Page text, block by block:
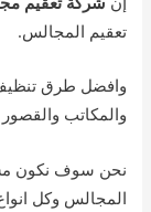
تعقيم المجالس.
وافضل طرق
والمكاتب
نحن سوف نكون
المجالس وكل